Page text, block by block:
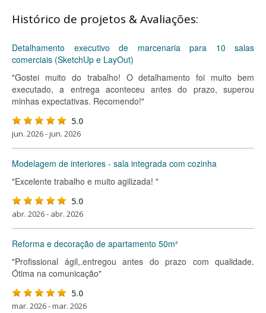
Histórico de projetos & Avaliações:
Detalhamento executivo de marcenaria para 10 salas
comerciais (SketchUp e LayOut)
"Gostei muito do trabalho! O detalhamento foi muito bem
executado, a entrega aconteceu antes do prazo, superou
minhas expectativas. Recomendo!"
5.0
jun. 2026 - jun. 2026
Modelagem de interiores - sala integrada com cozinha
"Excelente trabalho e muito agilizada! "
5.0
abr. 2026 - abr. 2026
Reforma e decoração de apartamento 50m²
"Profissional ágil,.entregou antes do prazo com qualidade.
Ótima na comunicação"
5.0
mar. 2026 - mar. 2026